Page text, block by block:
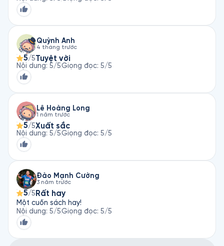
Quỳnh Anh
4 tháng trước
5/5Tuyệt vời
Nội dung: 5/5Giọng đọc: 5/5
Lê Hoàng Long
1 năm trước
5/5Xuất sắc
Nội dung: 5/5Giọng đọc: 5/5
Đào Mạnh Cường
3 năm trước
5/5 Rất hay
Một cuốn sách hay!
Nội dung: 5/5Giọng đọc: 5/5